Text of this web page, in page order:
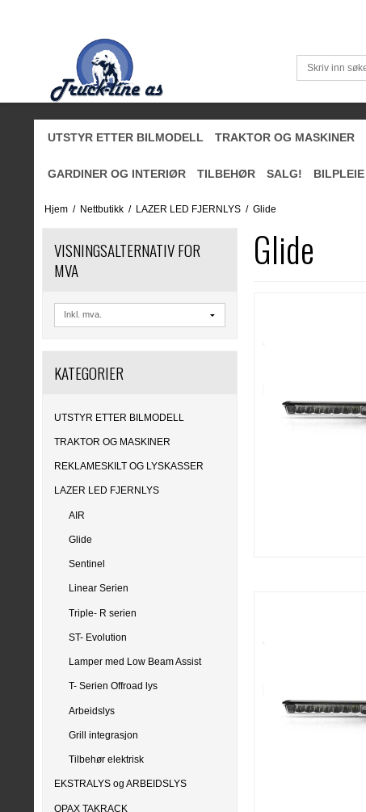
UTSTYR ETTER BILMODELL TRAKTOR OG MASKINER
GARDINER OG INTERIØR TILBEHØR SALG! BILPLEIE
Hjem / Nettbutikk / LAZER LED FJERNLYS / Glide
VISNINGSALTERNATIV FOR
MVA
KATEGORIER
UTSTYR ETTER BILMODELL
TRAKTOR OG MASKINER
REKLAMESKILT OG LYSKASSER
LAZER LED FJERNLYS
AIR
Glide
Sentinel
Linear Serien
Triple- R serien
ST- Evolution
Lamper med Low Beam Assist
T- Serien Offroad lys
Arbeidslys
Grill integrasjon
Tilbehør elektrisk
EKSTRALYS og ARBEIDSLYS
QPAX TAKRACK
Glide